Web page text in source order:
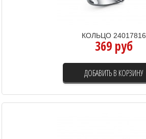
КОЛЬЦО 24017816
369 руб
ДОБАВИТЬ В КОРЗИНУ